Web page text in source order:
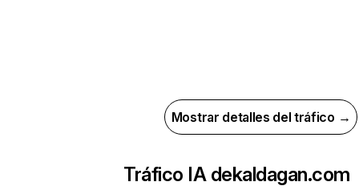
Mostrar detalles del tráfico →
Tráfico IA dekaldagan.com